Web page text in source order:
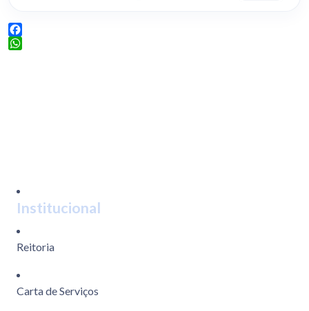
Facebook
Institucional
Reitoria
Carta de Serviços